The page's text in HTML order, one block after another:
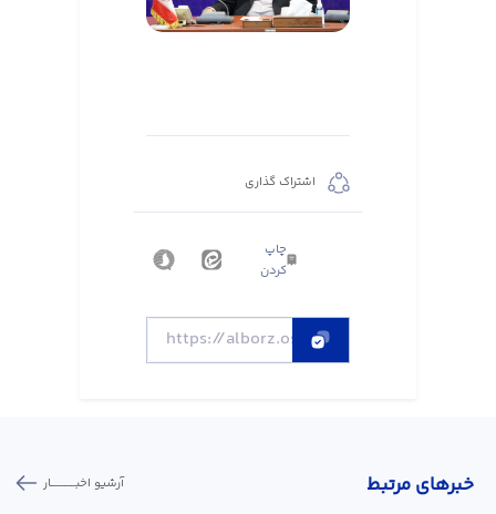
اشتراک گذاری
چاپ
کردن
خبر‌های مرتبط آرشیو اخبـــــــــــار